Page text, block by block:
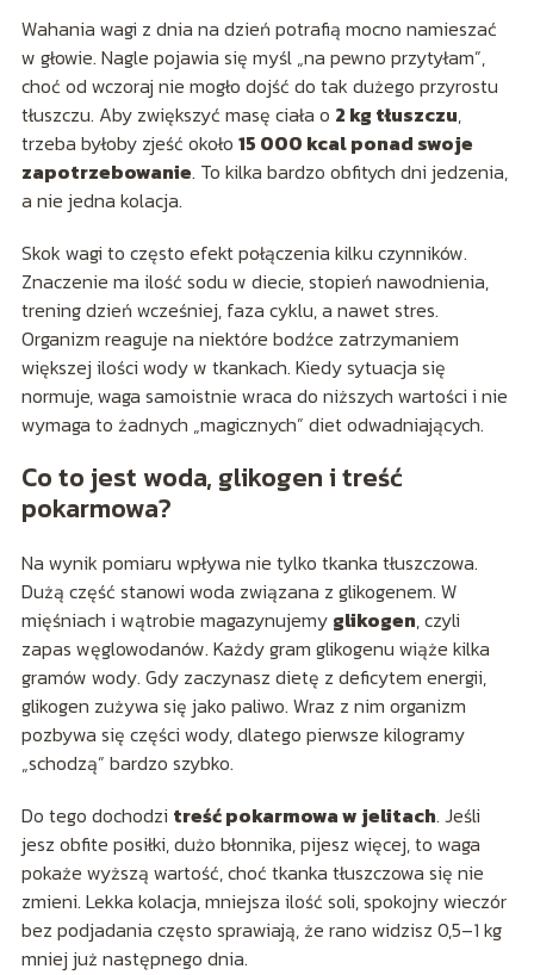
Wahania wagi z dnia na dzień potrafią mocno namieszać
w głowie. Nagle pojawia się myśl „na pewno przytyłam”,
choć od wczoraj nie mogło dojść do tak dużego przyrostu
tłuszczu. Aby zwiększyć masę ciała o 2 kg tłuszczu,
trzeba byłoby zjeść około 15 000 kcal ponad swoje
zapotrzebowanie. To kilka bardzo obfitych dni jedzenia,
a nie jedna kolacja.
Skok wagi to często efekt połączenia kilku czynników.
Znaczenie ma ilość sodu w diecie, stopień nawodnienia,
trening dzień wcześniej, faza cyklu, a nawet stres.
Organizm reaguje na niektóre bodźce zatrzymaniem
większej ilości wody w tkankach. Kiedy sytuacja się
normuje, waga samoistnie wraca do niższych wartości i nie
wymaga to żadnych „magicznych” diet odwadniających.
Co to jest woda, glikogen i treść
pokarmowa?
Na wynik pomiaru wpływa nie tylko tkanka tłuszczowa.
Dużą część stanowi woda związana z glikogenem. W
mięśniach i wątrobie magazynujemy glikogen, czyli
zapas węglowodanów. Każdy gram glikogenu wiąże kilka
gramów wody. Gdy zaczynasz dietę z deficytem energii,
glikogen zużywa się jako paliwo. Wraz z nim organizm
pozbywa się części wody, dlatego pierwsze kilogramy
„schodzą” bardzo szybko.
Do tego dochodzi treść pokarmowa w jelitach. Jeśli
jesz obfite posiłki, dużo błonnika, pijesz więcej, to waga
pokaże wyższą wartość, choć tkanka tłuszczowa się nie
zmieni. Lekka kolacja, mniejsza ilość soli, spokojny wieczór
bez podjadania często sprawiają, że rano widzisz 0,5–1 kg
mniej już następnego dnia.